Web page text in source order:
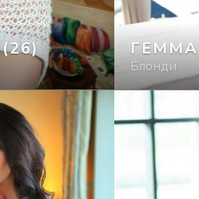
(26) ГЕММА
Блонди